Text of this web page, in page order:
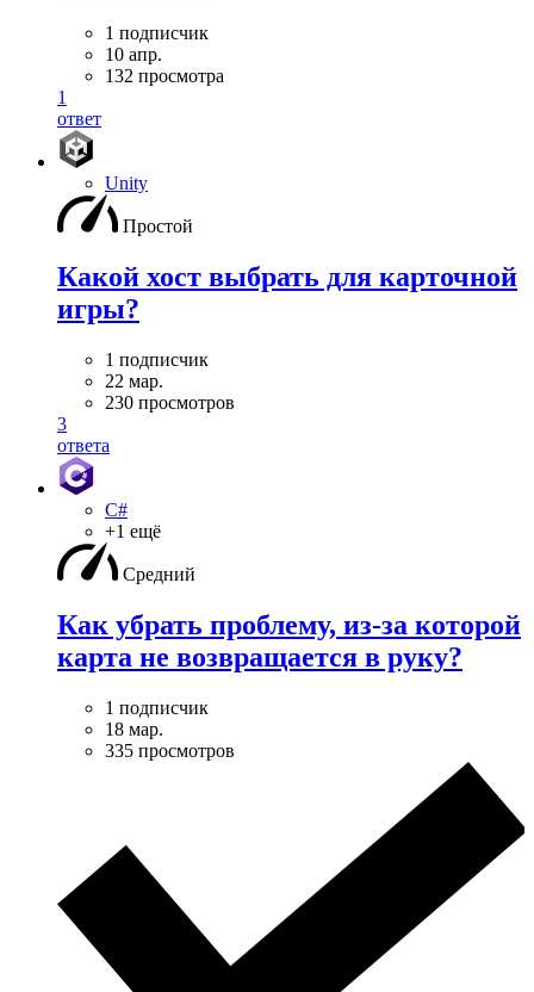
1 подписчик
10 апр.
132 просмотра
1
ответ
Unity
Простой
Какой хост выбрать для карточной
игры?
1 подписчик
22 мар.
230 просмотров
3
ответа
C#
+1 ещё
Средний
Как убрать проблему, из-за которой
карта не возвращается в руку?
1 подписчик
18 мар.
335 просмотров